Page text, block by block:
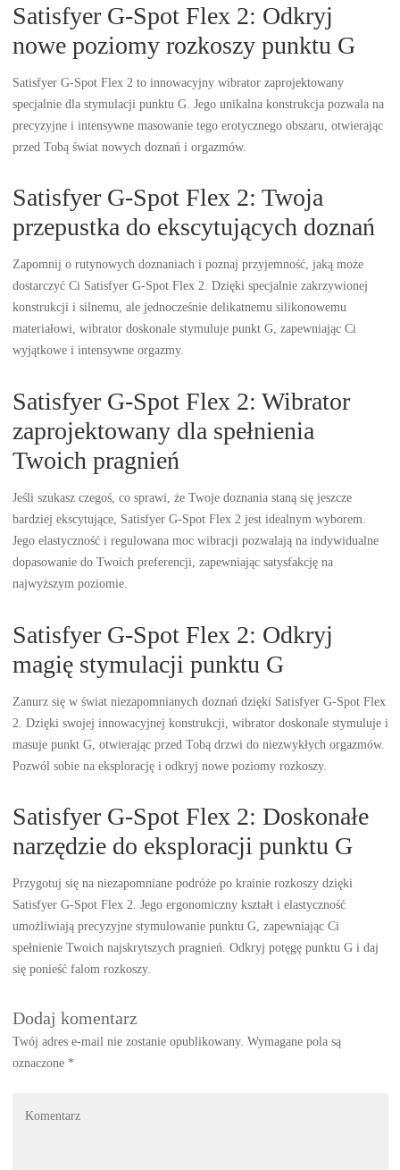
Satisfyer G-Spot Flex 2: Odkryj
nowe poziomy rozkoszy punktu G
Satisfyer G-Spot Flex 2 to innowacyjny wibrator zaprojektowany
specjalnie dla stymulacji punktu G. Jego unikalna konstrukcja pozwala na
precyzyjne i intensywne masowanie tego erotycznego obszaru, otwierając
przed Tobą świat nowych doznań i orgazmów.
Satisfyer G-Spot Flex 2: Twoja
przepustka do ekscytujących doznań
Zapomnij o rutynowych doznaniach i poznaj przyjemność, jaką może
dostarczyć Ci Satisfyer G-Spot Flex 2. Dzięki specjalnie zakrzywionej
konstrukcji i silnemu, ale jednocześnie delikatnemu silikonowemu
materiałowi, wibrator doskonale stymuluje punkt G, zapewniając Ci
wyjątkowe i intensywne orgazmy.
Satisfyer G-Spot Flex 2: Wibrator
zaprojektowany dla spełnienia
Twoich pragnień
Jeśli szukasz czegoś, co sprawi, że Twoje doznania staną się jeszcze
bardziej ekscytujące, Satisfyer G-Spot Flex 2 jest idealnym wyborem.
Jego elastyczność i regulowana moc wibracji pozwalają na indywidualne
dopasowanie do Twoich preferencji, zapewniając satysfakcję na
najwyższym poziomie.
Satisfyer G-Spot Flex 2: Odkryj
magię stymulacji punktu G
Zanurz się w świat niezapomnianych doznań dzięki Satisfyer G-Spot Flex
2. Dzięki swojej innowacyjnej konstrukcji, wibrator doskonale stymuluje i
masuje punkt G, otwierając przed Tobą drzwi do niezwykłych orgazmów.
Pozwól sobie na eksplorację i odkryj nowe poziomy rozkoszy.
Satisfyer G-Spot Flex 2: Doskonałe
narzędzie do eksploracji punktu G
Przygotuj się na niezapomniane podróże po krainie rozkoszy dzięki
Satisfyer G-Spot Flex 2. Jego ergonomiczny kształt i elastyczność
umożliwiają precyzyjne stymulowanie punktu G, zapewniając Ci
spełnienie Twoich najskrytszych pragnień. Odkryj potęgę punktu G i daj
się ponieść falom rozkoszy.
Dodaj komentarz
Twój adres e-mail nie zostanie opublikowany. Wymagane pola są
oznaczone *